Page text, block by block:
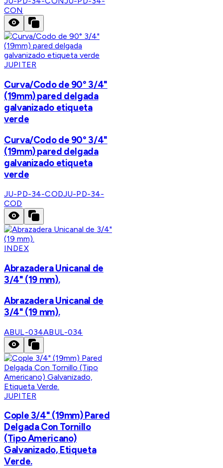
CON
JUPITER
Curva/Codo de 90° 3/4"
(19mm) pared delgada
galvanizado etiqueta
verde
Curva/Codo de 90° 3/4"
(19mm) pared delgada
galvanizado etiqueta
verde
JU-PD-34-CODJU-PD-34-
COD
INDEX
Abrazadera Unicanal de
3/4" (19 mm).
Abrazadera Unicanal de
3/4" (19 mm).
ABUL-034ABUL-034
JUPITER
Cople 3/4" (19mm) Pared
Delgada Con Tornillo
(Tipo Americano)
Galvanizado, Etiqueta
Verde.